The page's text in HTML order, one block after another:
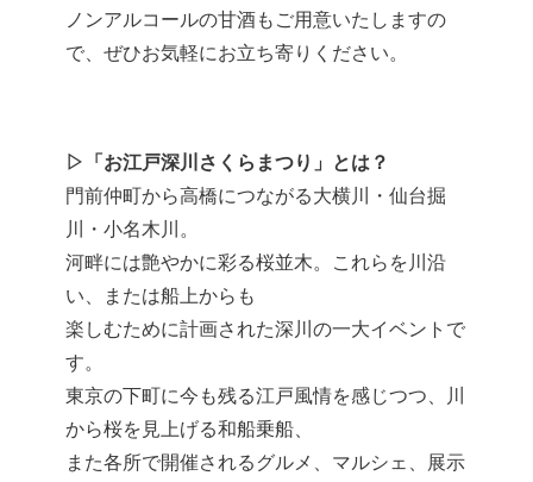
ノンアルコールの甘酒もご用意いたしますの
で、ぜひお気軽にお立ち寄りください。
▷「お江戸深川さくらまつり」とは？
門前仲町から高橋につながる大横川・仙台掘
川・小名木川。
河畔には艶やかに彩る桜並木。これらを川沿
い、または船上からも
楽しむために計画された深川の一大イベントで
す。
東京の下町に今も残る江戸風情を感じつつ、川
から桜を見上げる和船乗船、
また各所で開催されるグルメ、マルシェ、展示